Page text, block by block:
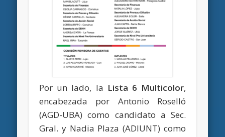
Por un lado, la Lista 6 Multicolor,
encabezada por Antonio Roselló
(AGD-UBA) como candidato a Sec.
Gral. y Nadia Plaza (ADIUNT) como